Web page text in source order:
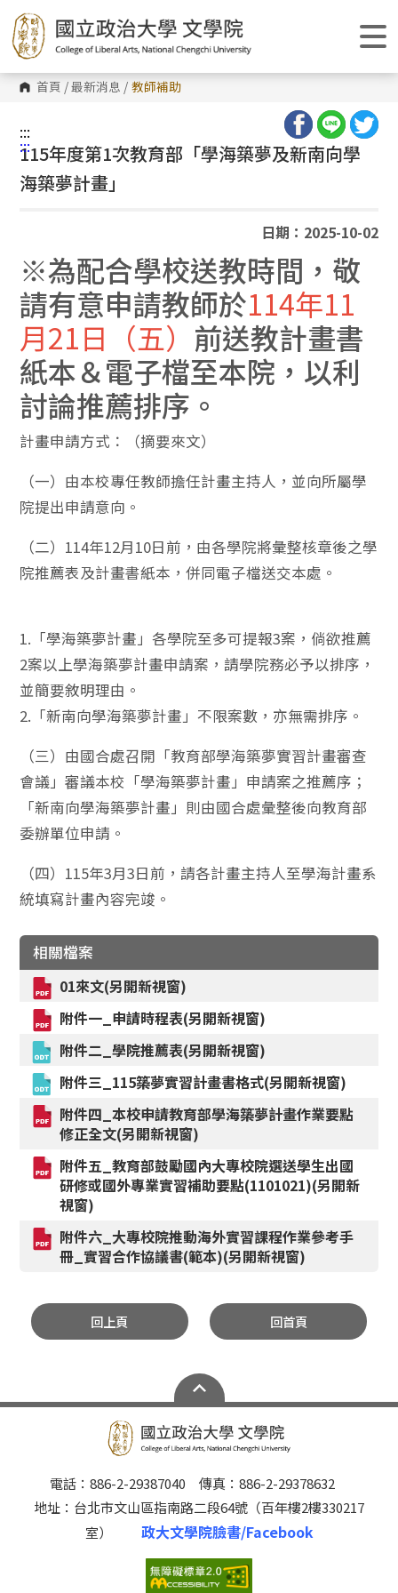
跳
到
主
要
內
容
區 首頁 /最新消息 / 教師補助
:::
:::
115年度第1次教育部「學海築夢及新南向學
海築夢計畫」
日期：2025-10-02
※為配合學校送教時間，敬
請有意申請教師於114年11
月21日（五） 前送教計畫書
紙本＆電子檔至本院，以利
討論推薦排序。
計畫申請方式：（摘要來文）
（一）由本校專任教師擔任計畫主持人，並向所屬學
院提出申請意向。
（二）114年12月10日前，由各學院將彙整核章後之學
院推薦表及計畫書紙本，併同電子檔送交本處。
1.「學海築夢計畫」各學院至多可提報3案，倘欲推薦
2案以上學海築夢計畫申請案，請學院務必予以排序，
並簡要敘明理由。
2.「新南向學海築夢計畫」不限案數，亦無需排序。
（三）由國合處召開「教育部學海築夢實習計畫審查
會議」審議本校「學海築夢計畫」申請案之推薦序；
「新南向學海築夢計畫」則由國合處彙整後向教育部
委辦單位申請。
（四）115年3月3日前，請各計畫主持人至學海計畫系
統填寫計畫內容完竣。
相關檔案
01來文(另開新視窗)
附件一_申請時程表(另開新視窗)
附件二_學院推薦表(另開新視窗)
附件三_115築夢實習計畫書格式(另開新視窗)
附件四_本校申請教育部學海築夢計畫作業要點
修正全文(另開新視窗)
附件五_教育部鼓勵國內大專校院選送學生出國
研修或國外專業實習補助要點(1101021)(另開新
視窗)
附件六_大專校院推動海外實習課程作業參考手
冊_實習合作協議書(範本)(另開新視窗)
回上頁 回首頁
電話：886-2-29387040 傳真：886-2-29378632
地址：台北市文山區指南路二段64號（百年樓2樓330217
室） 政大文學院臉書/Facebook